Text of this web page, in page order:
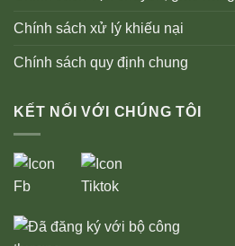
Chính sách xử lý khiếu nại
Chính sách quy định chung
KẾT NỐI VỚI CHÚNG TÔI